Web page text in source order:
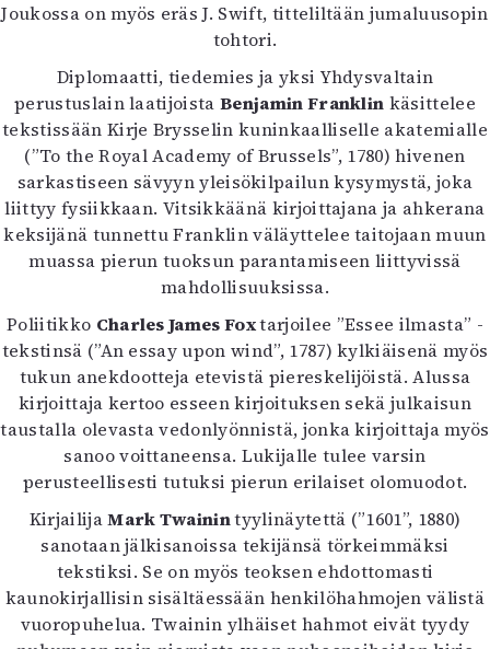
Info
Yhteistyössä
Toimitus
Mediatiedot
Kaltio ry
Joukossa on myös eräs J. Swift, titteliltään jumaluusopin
tohtori.
Diplomaatti, tiedemies ja yksi Yhdysvaltain
perustuslain laatijoistaBenjamin Franklin käsittelee
tekstissään Kirje Brysselin kuninkaalliselle akatemialle
(”To the Royal Academy of Brussels”, 1780) hivenen
sarkastiseen sävyyn yleisökilpailun kysymystä, joka
liittyy fysiikkaan. Vitsikkäänä kirjoittajana ja ahkerana
keksijänä tunnettu Franklin väläyttelee taitojaan muun
muassa pierun tuoksun parantamiseen liittyvissä
mahdollisuuksissa.
Poliitikko Charles James Foxtarjoilee ”Essee ilmasta” -
tekstinsä (”An essay upon wind”, 1787) kylkiäisenä myös
tukun anekdootteja etevistä piereskelijöistä. Alussa
kirjoittaja kertoo esseen kirjoituksen sekä julkaisun
taustalla olevasta vedonlyönnistä, jonka kirjoittaja myös
sanoo voittaneensa. Lukijalle tulee varsin
perusteellisesti tutuksi pierun erilaiset olomuodot.
KirjailijaMark Twainintyylinäytettä (”1601”, 1880)
sanotaan jälkisanoissa tekijänsä törkeimmäksi
tekstiksi. Se on myös teoksen ehdottomasti
kaunokirjallisin sisältäessään henkilöhahmojen välistä
vuoropuhelua. Twainin ylhäiset hahmot eivät tyydy